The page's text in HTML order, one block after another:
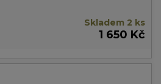
Skladem 2 ks
1 650 Kč